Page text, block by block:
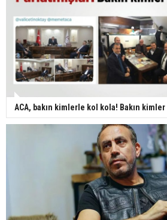
ACA, bakın kimlerle kol kola! Bakın